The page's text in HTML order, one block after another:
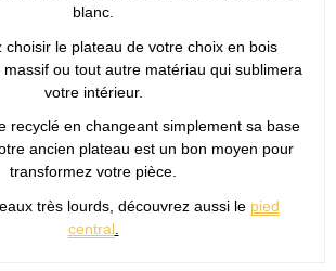
blanc.
choisir le plateau de votre choix en bois
ou tout autre matériau qui sublimera
votre intérieur.
recyclé en changeant simplement sa base
ancien plateau est un bon moyen pour
transformez votre pièce.
très lourds, découvrez aussi le pied
central.